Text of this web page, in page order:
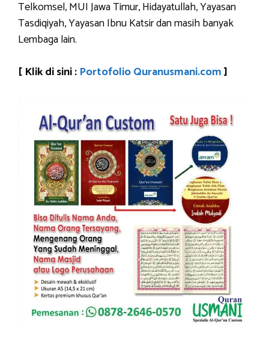
Telkomsel, MUI Jawa Timur, Hidayatullah, Yayasan
Tasdiqiyah, Yayasan Ibnu Katsir dan masih banyak
Lembaga lain.
[ Klik di sini : Portofolio Quranusmani.com]